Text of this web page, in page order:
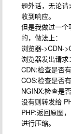
题外话，无论请
收到响应。
但是我做过一
的，做法上：
浏览器->CDN-
浏览器发出请求
CDN:检查是否
COS:检查是否
NGINX:检查是
没有则转发给
PHP:返回原图
进行压缩。